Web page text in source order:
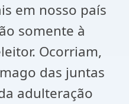
em nosso país
somente à
Ocorriam,
das juntas
adulteração